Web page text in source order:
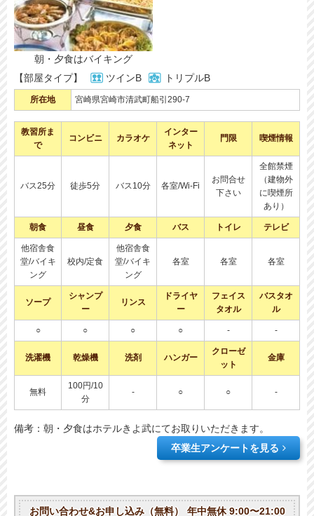
朝・夕食はバイキング
【部屋タイプ】
ツインB トリプルB
所在地 宮崎県宮崎市清武町船引290-7
教習所ま
で
コンビニ カラオケ
インター
ネット
門限 喫煙情報
バス25分 徒歩5分 バス10分 各室/Wi-Fi
お問合せ
下さい
全館禁煙
（建物外
に喫煙所
あり）
朝食 昼食 夕食 バス トイレ テレビ
他宿舎食
堂/バイキ
ング
校内/定食
他宿舎食
堂/バイキ
ング
各室 各室 各室
ソープ
シャンプ
ー
リンス
ドライヤ
ー
フェイス
タオル
バスタオ
ル
○ ○ ○ ○ - -
洗濯機 乾燥機 洗剤 ハンガー
クローゼ
ット
金庫
無料
100円/10
分
- ○ ○ -
備考：朝・夕食はホテルきよ武にてお取りいただきます。
卒業生アンケートを見る
お問い合わせ&お申し込み（無料） 年中無休 9:00〜21:00